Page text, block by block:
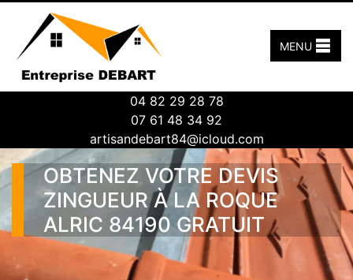
04 82 29 28 78
07 61 48 34 92
artisandebart84@icloud.com
MENU
OBTENEZ VOTRE DEVIS
ZINGUEUR À LA ROQUE
ALRIC 84190 GRATUIT